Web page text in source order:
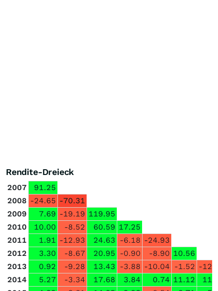
Rendite-Dreieck
2007
91.25
2008 -24.65 -70.31
2009
7.69 -19.19 119.95
2010
10.00 -8.52 60.59 17.25
2011
1.91 -12.93 24.63 -6.18 -24.93
2012
3.30 -8.67 20.95 -0.90 -8.90 10.56
2013
0.92 -9.28 13.43 -3.88 -10.04 -1.52 -
2014
5.27 -3.34 17.68 3.84 0.74 11.12